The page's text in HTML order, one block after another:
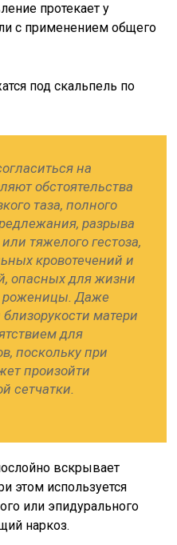
протекает у
с применением общего
под скальпель по
на
обстоятельства
таза, полного
разрыва
тяжелого гестоза,
кровотечений и
опасных для жизни
роженицы. Даже
матери
для
поскольку при
произойти
сетчатки.
вскрывает
этом используется
или эпидурального
наркоз.